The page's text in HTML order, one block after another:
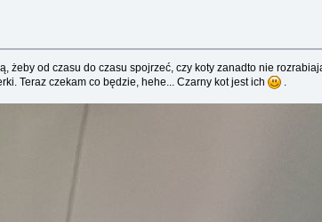
od czasu do czasu spojrzeć, czy koty zanadto nie
Teraz czekam co będzie, hehe... Czarny kot jest ich
.